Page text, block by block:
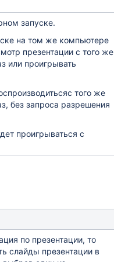
запуске.
на том же компьютере
презентации с того же
или проигрывать
с того же
, без запроса разрешения
проигрываться с
по презентации, то
слайды презентации в